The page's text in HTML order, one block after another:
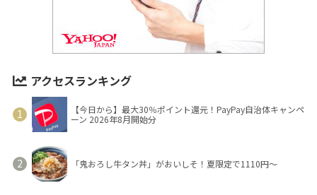
アクセスランキング
【今日から】最大30％ポイント還元！PayPay自治体キャンペ
ーン 2026年8月開始分
「鬼おろし牛タン丼」がおいしそ！夏限定で1110円～